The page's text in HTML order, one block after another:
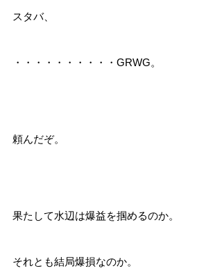
スタバ、
・・・・・・・・・・GRWG。
頼んだぞ。
果たして水辺は爆益を掴めるのか。
それとも結局爆損なのか。